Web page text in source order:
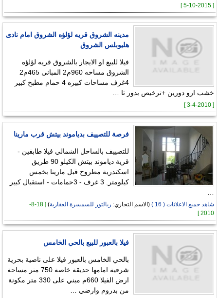
[ 5-10-2015 ]
مدينه الشروق قريه لؤلؤه الشروق امام نادى
هليوبلس الشروق
فيلا للبيع او الايجار بالشروق قريه لؤلؤه
الشروق مساحه 960م2 المبانى 465م2
4غرف مساحات كبيره 4 حمام مطبخ كبير
خشب ارو دورين +ترخيص بدور ثا …
[ 3-4-2010 ]
فرصة للتصييف بدياموند بيتش قرب مارينا
للتصييف بالساحل الشمالي فيلا طابقين -
قرية دياموند بيتش الكيلو 90 طريق
اسكندرية مطروح قبل مارينا بخمس
كيلومتر. 3 غرف - 3حمامات - استقبال كبير
شاهد جميع الاعلانات ( 16 ) (الاسم التجاري: ريالتور للسمسرة العقارية)
[ 18-8-
2010 ]
فيلا بالعبور للبيع بالحي الخامس
بالحي الخامس بالعبور فيلا على ناصية بحرية
شرقية امامها حديقة خاصة 750 متر مساحة
ارض الفيلا 660م مبني على 330 متر مكونة
من بدروم وارضي …